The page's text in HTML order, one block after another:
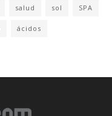
salud sol SPA
ácidos